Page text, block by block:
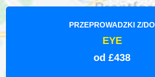
PRZEPROWADZKI Z/DO
EYE
od £438